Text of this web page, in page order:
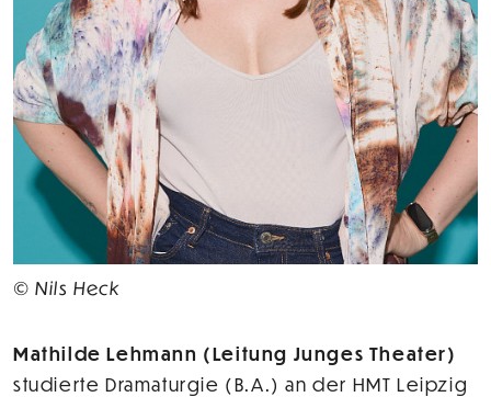
© Nils Heck
Mathilde Lehmann (Leitung Junges Theater)
studierte Dramaturgie (B.A.) an der HMT Leipzig